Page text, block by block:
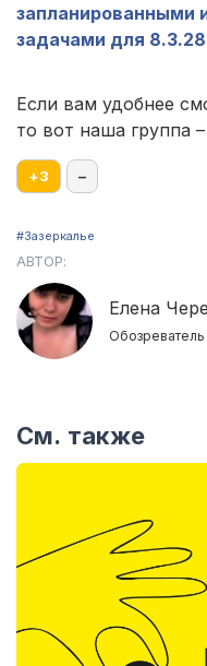
запланированными
задачами для 8.3.28
Если вам удобнее
то вот наша группа –
+3 –
#Зазеркалье
АВТОР:
Елена
Обозреватель
См. также